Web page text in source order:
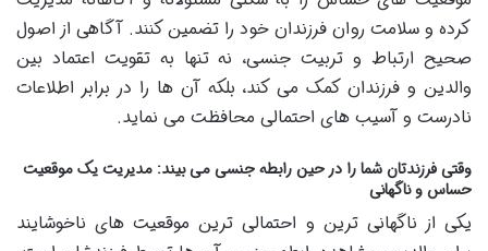
کرده و سلامت روان فرزندان خود را تضمین کنند. آگاهی از اصول
صحیح ارتباط و تربیت جنسی، نه تنها به تقویت اعتماد بین
والدین و فرزندان کمک می کند، بلکه آن ها را در برابر اطلاعات
نادرست و آسیب های احتمالی محافظت می نماید.
وقتی فرزندتان شما را در حین رابطه جنسی می بیند: مدیریت یک موقعیت
حساس و ناگهانی
یکی از ناگهانی ترین و احتمالی ترین موقعیت های ناخوشایند